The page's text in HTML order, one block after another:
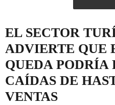
EL SECTOR
ADVIERTE QUE
QUEDA PODRÍA
CAÍDAS DE
VENTAS